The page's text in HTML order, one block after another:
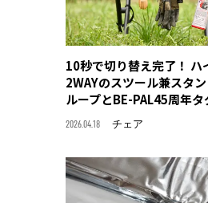
10秒で切り替え完了！ ハ
2WAYのスツール兼スタ
ループとBE-PAL45周年タ
2026.04.18 チェア